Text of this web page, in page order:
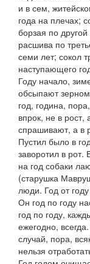
и в сем,
года на плечах;
борзая по
расшива по
семи лет; сокол
наступающего
Году начало,
обсыпают зерном
год, година,
впрок, не в
спрашивают, а в
Пустил было в
заворотил в рот.
на год собаки
(старушка
люди. Год от
Он год по году
год по году,
ежегодно, всегда.
случай, пора,
нельзя